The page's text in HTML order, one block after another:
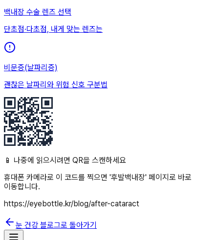
백내장 수술 렌즈 선택
단초점·다초점, 내게 맞는 렌즈는
비문증(날파리증)
괜찮은 날파리와 위험 신호 구분법
📱 나중에 읽으시려면 QR을 스캔하세요
휴대폰 카메라로 이 코드를 찍으면 '후발백내장' 페이지로 바로
이동합니다.
https://eyebottle.kr/blog/after-cataract
눈 건강 블로그로 돌아가기